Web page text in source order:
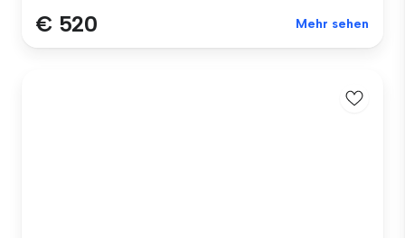
€ 520 Mehr sehen